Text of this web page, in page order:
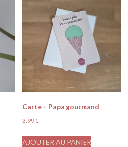
Carte – Papa gourmand
3,99€
AJOUTER AU PANIER